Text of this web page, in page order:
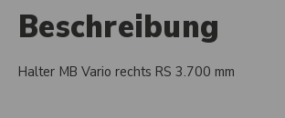
Beschreibung
Halter MB Vario rechts RS 3.700 mm